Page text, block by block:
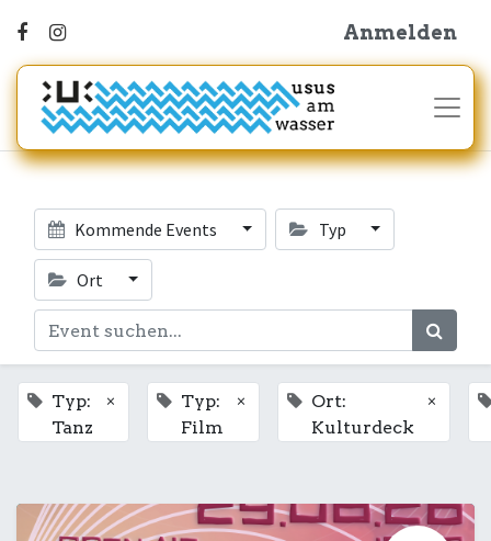
Anmelden
Kommende Events Typ
Ort
Typ:
Tanz
×
Typ:
Film
×
Ort:
Kulturdeck
×